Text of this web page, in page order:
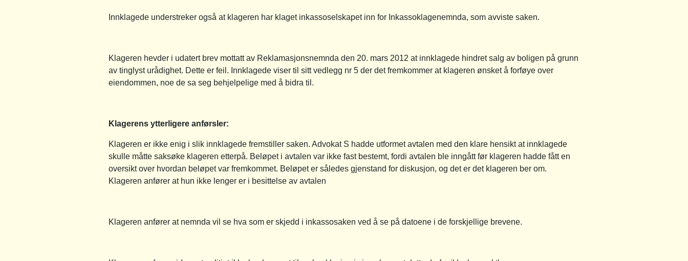
Innklagede understreker også at klageren har klaget inkassoselskapet inn for Inkassoklagenemnda, som avviste saken.
Klageren hevder i udatert brev mottatt av Reklamasjonsnemnda den 20. mars 2012 at innklagede hindret salg av boligen på grunn
av tinglyst urådighet. Dette er feil. Innklagede viser til sitt vedlegg nr 5 der det fremkommer at klageren ønsket å forføye over
eiendommen, noe de sa seg behjelpelige med å bidra til.
Klagerens ytterligere anførsler:
Klageren er ikke enig i slik innklagede fremstiller saken. Advokat S hadde utformet avtalen med den klare hensikt at innklagede
skulle måtte saksøke klageren etterpå. Beløpet i avtalen var ikke fast bestemt, fordi avtalen ble inngått før klageren hadde fått en
oversikt over hvordan beløpet var fremkommet. Beløpet er således gjenstand for diskusjon, og det er det klageren ber om.
Klageren anfører at hun ikke lenger er i besittelse av avtalen
Klageren anfører at nemnda vil se hva som er skjedd i inkassosaken ved å se på datoene i de forskjellige brevene.